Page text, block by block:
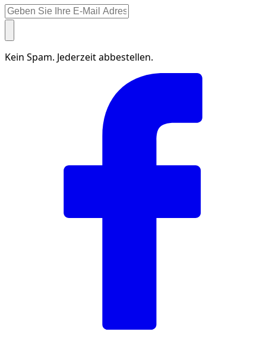
Kein Spam. Jederzeit abbestellen.